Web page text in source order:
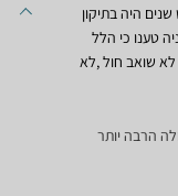
היה בתיקון
טענו כי הלל
לא שואב חול ,לא
הרבה יותר